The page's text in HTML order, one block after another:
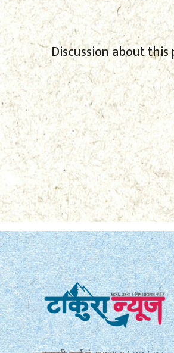
Discussion about this